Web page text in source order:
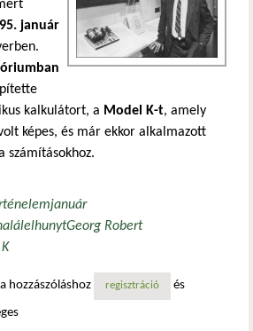
január
kalkulátort, a Model K-t, amely
képes, és már ekkor alkalmazott
számításokhoz.
január
elhunytGeorg Robert
robert stibitz: a digitális számítógép egyik atyja
a hozzászóláshoz regisztráció és